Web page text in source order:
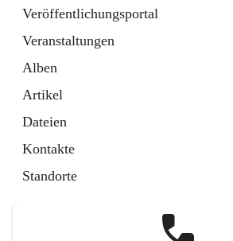
Veröffentlichungsportal
Veranstaltungen
Alben
Artikel
Dateien
Kontakte
Standorte